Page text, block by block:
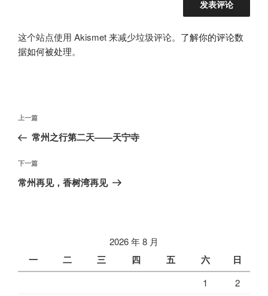
这个站点使用 Akismet 来减少垃圾评论。 了解你的评论数
据如何被处理。
文
导
航
上
一
文
章
上一篇
常州之行第二天——天宁寺
下
一
下一篇
常州再见，香树湾再见
2026 年 8 月
一 二 三 四 五 六 日
1
2